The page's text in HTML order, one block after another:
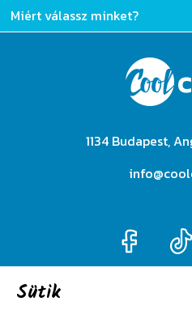
Miért válassz minket?
1134 Budapest,
Sütik